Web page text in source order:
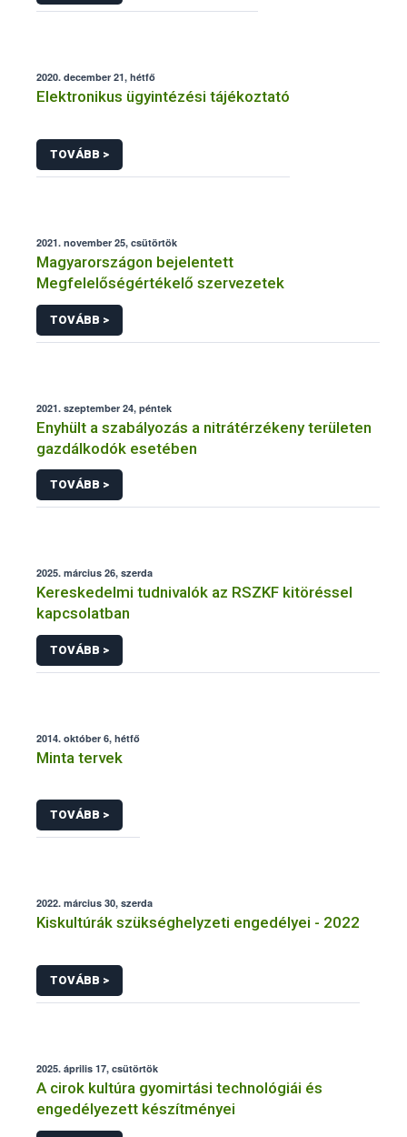
2020. december 21, hétfő
Elektronikus ügyintézési tájékoztató
TOVÁBB >
2021. november 25, csütörtök
Magyarországon bejelentett
Megfelelőségértékelő szervezetek
TOVÁBB >
2021. szeptember 24, péntek
Enyhült a szabályozás a nitrátérzékeny területen
gazdálkodók esetében
TOVÁBB >
2025. március 26, szerda
Kereskedelmi tudnivalók az RSZKF kitöréssel
kapcsolatban
TOVÁBB >
2014. október 6, hétfő
Minta tervek
TOVÁBB >
2022. március 30, szerda
Kiskultúrák szükséghelyzeti engedélyei - 2022
TOVÁBB >
2025. április 17, csütörtök
A cirok kultúra gyomirtási technológiái és
engedélyezett készítményei